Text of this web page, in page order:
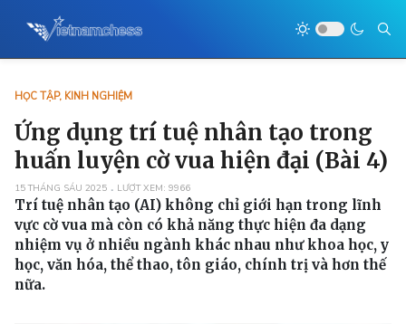
HỌC TẬP, KINH NGHIỆM
Ứng dụng trí tuệ nhân tạo trong
huấn luyện cờ vua hiện đại (Bài 4)
15 THÁNG SÁU 2025 LƯỢT XEM: 9966
Trí tuệ nhân tạo (AI) không chỉ giới hạn trong lĩnh
vực cờ vua mà còn có khả năng thực hiện đa dạng
nhiệm vụ ở nhiều ngành khác nhau như khoa học, y
học, văn hóa, thể thao, tôn giáo, chính trị và hơn thế
nữa.